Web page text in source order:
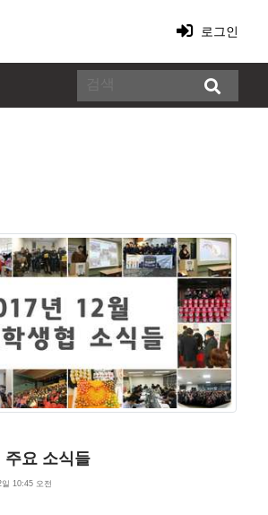
로그인
주요 소식들
10:45 오전